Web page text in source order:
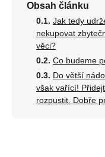
Obsah článku
Jak tedy
nekupovat
věci?
Co budeme
Do větší
však vařící!
rozpustit. Dobře